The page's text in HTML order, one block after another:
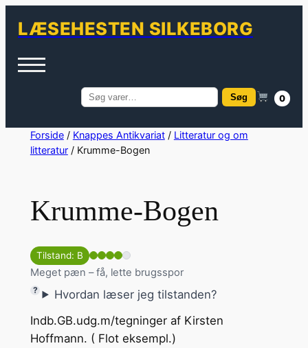
LÆSEHESTEN SILKEBORG
Søg
Søg 0
SpringForside/ Knappes Antikvariat/ Litteratur og om
litteratur/ Krumme-Bogen
Krumme-Bogen
Tilstand: B
Meget pæn – få, lette brugsspor
Hvordan læser jeg tilstanden?
Indb.GB.udg.m/tegninger af Kirsten
Hoffmann. ( Flot eksempl.)